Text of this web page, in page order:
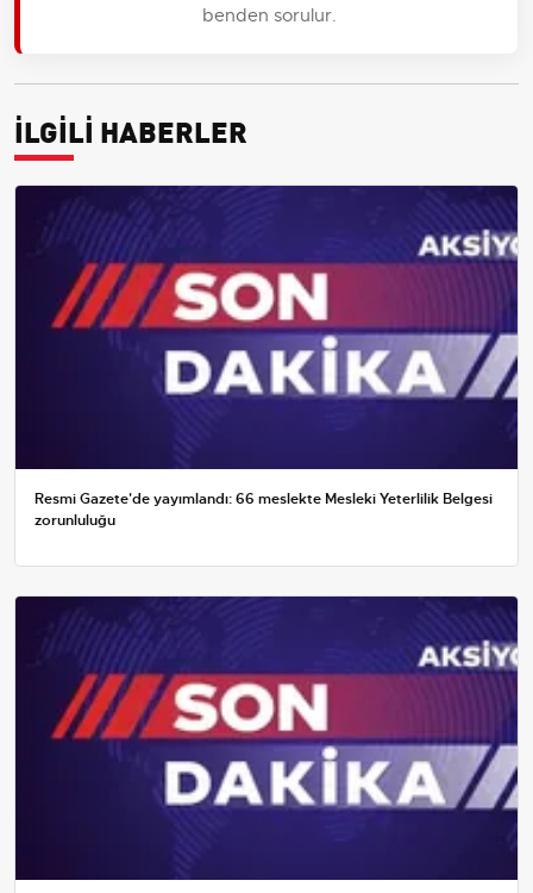
benden sorulur.
İLGİLİ HABERLER
Resmi Gazete'de yayımlandı: 66 meslekte Mesleki Yeterlilik Belgesi
zorunluluğu